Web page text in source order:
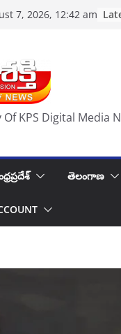
7, 2026, 12:42 am
Of KPS Digital Media
తెలంగాణ